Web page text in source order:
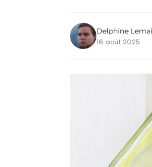
Delphine
16 août 2025